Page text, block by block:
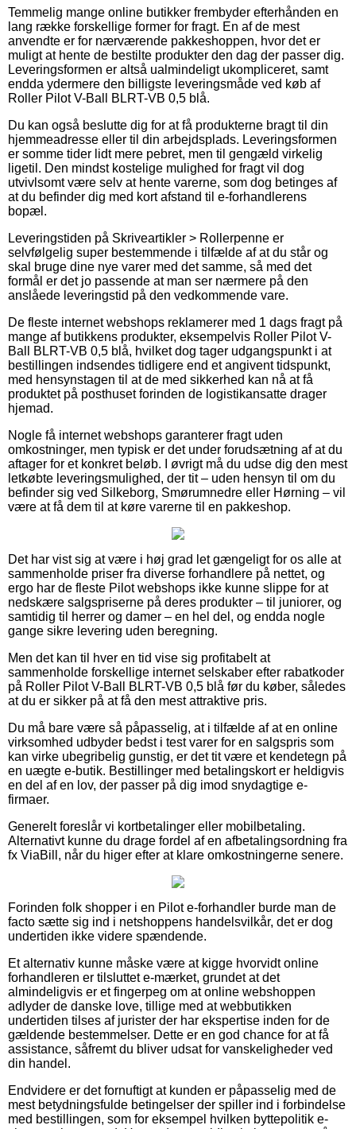
Temmelig mange online butikker frembyder efterhånden en
lang række forskellige former for fragt. En af de mest
anvendte er for nærværende pakkeshoppen, hvor det er
muligt at hente de bestilte produkter den dag der passer dig.
Leveringsformen er altså ualmindeligt ukompliceret, samt
endda ydermere den billigste leveringsmåde ved køb af
Roller Pilot V-Ball BLRT-VB 0,5 blå.
Du kan også beslutte dig for at få produkterne bragt til din
hjemmeadresse eller til din arbejdsplads. Leveringsformen
er somme tider lidt mere pebret, men til gengæld virkelig
ligetil. Den mindst kostelige mulighed for fragt vil dog
utvivlsomt være selv at hente varerne, som dog betinges af
at du befinder dig med kort afstand til e-forhandlerens
bopæl.
Leveringstiden på Skriveartikler > Rollerpenne er
selvfølgelig super bestemmende i tilfælde af at du står og
skal bruge dine nye varer med det samme, så med det
formål er det jo passende at man ser nærmere på den
anslåede leveringstid på den vedkommende vare.
De fleste internet webshops reklamerer med 1 dags fragt på
mange af butikkens produkter, eksempelvis Roller Pilot V-
Ball BLRT-VB 0,5 blå, hvilket dog tager udgangspunkt i at
bestillingen indsendes tidligere end et angivent tidspunkt,
med hensynstagen til at de med sikkerhed kan nå at få
produktet på posthuset forinden de logistikansatte drager
hjemad.
Nogle få internet webshops garanterer fragt uden
omkostninger, men typisk er det under forudsætning af at du
aftager for et konkret beløb. I øvrigt må du udse dig den mest
letkøbte leveringsmulighed, der tit – uden hensyn til om du
befinder sig ved Silkeborg, Smørumnedre eller Hørning – vil
være at få dem til at køre varerne til en pakkeshop.
Det har vist sig at være i høj grad let gængeligt for os alle at
sammenholde priser fra diverse forhandlere på nettet, og
ergo har de fleste Pilot webshops ikke kunne slippe for at
nedskære salgspriserne på deres produkter – til juniorer, og
samtidig til herrer og damer – en hel del, og endda nogle
gange sikre levering uden beregning.
Men det kan til hver en tid vise sig profitabelt at
sammenholde forskellige internet selskaber efter rabatkoder
på Roller Pilot V-Ball BLRT-VB 0,5 blå før du køber, således
at du er sikker på at få den mest attraktive pris.
Du må bare være så påpasselig, at i tilfælde af at en online
virksomhed udbyder bedst i test varer for en salgspris som
kan virke ubegribelig gunstig, er det tit være et kendetegn på
en uægte e-butik. Bestillinger med betalingskort er heldigvis
en del af en lov, der passer på dig imod snydagtige e-
firmaer.
Generelt foreslår vi kortbetalinger eller mobilbetaling.
Alternativt kunne du drage fordel af en afbetalingsordning fra
fx ViaBill, når du higer efter at klare omkostningerne senere.
Forinden folk shopper i en Pilot e-forhandler burde man de
facto sætte sig ind i netshoppens handelsvilkår, det er dog
undertiden ikke videre spændende.
Et alternativ kunne måske være at kigge hvorvidt online
forhandleren er tilsluttet e-mærket, grundet at det
almindeligvis er et fingerpeg om at online webshoppen
adlyder de danske love, tillige med at webbutikken
undertiden tilses af jurister der har ekspertise inden for de
gældende bestemmelser. Dette er en god chance for at få
assistance, såfremt du bliver udsat for vanskeligheder ved
din handel.
Endvidere er det fornuftigt at kunden er påpasselig med de
mest betydningsfulde betingelser der spiller ind i forbindelse
med bestillingen, som for eksempel hvilken byttepolitik e-